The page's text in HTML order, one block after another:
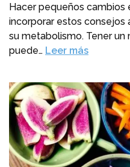
Hacer pequeños cambios
incorporar estos consejos
su metabolismo. Tener
puede… Leer más